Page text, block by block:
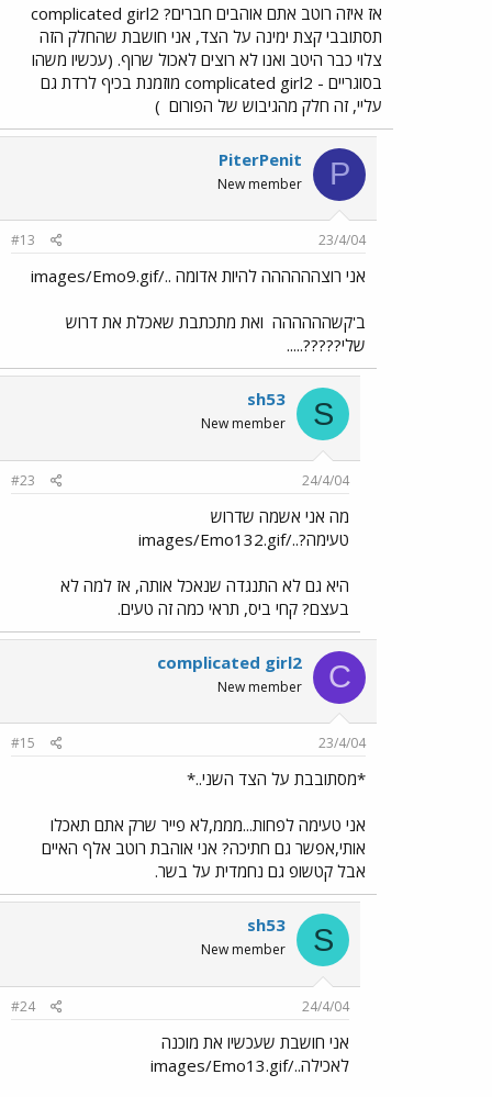
אז איזה רוטב אתם אוהבים חברים? complicated girl2
תסתובבי קצת ימינה על הצד, אני חושבת שהחלק הזה
צלוי כבר היטב ואנו לא רוצים לאכול שרוף. (עכשיו משהו
בסוגריים - complicated girl2 מוזמנת בכיף לרדת גם
עליי, זה חלק מהגיבוש של הפורום )
P
PiterPenit
New member
23/4/04
#13
אני רוצהההההה להיות אדומה ../images/Emo9.gif
ב'קשהההההה ואת מתכתבת שאכלת את דרוש
שלי?????.....
S
sh53
New member
24/4/04
#23
מה אני אשמה שדרוש
טעימה?../images/Emo132.gif
היא גם לא התנגדה שנאכל אותה, אז למה לא
בעצם? קחי ביס, תראי כמה זה טעים.
C
complicated girl2
New member
23/4/04
#15
*מסתובבת על הצד השני..*
אני טעימה לפחות...מממ,לא פייר שרק אתם תאכלו
אותי,אפשר גם חתיכה? אני אוהבת רוטב אלף האיים
אבל קטשופ גם נחמדית על בשר.
S
sh53
New member
24/4/04
#24
אני חושבת שעכשיו את מוכנה
לאכילה../images/Emo13.gif